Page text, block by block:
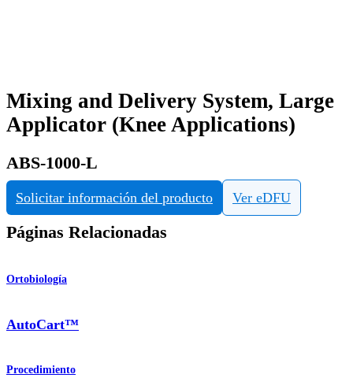
Mixing and Delivery System, Large
Applicator (Knee Applications)
ABS-1000-L
Solicitar información del producto Ver eDFU
Páginas Relacionadas
Ortobiología
AutoCart™
Procedimiento